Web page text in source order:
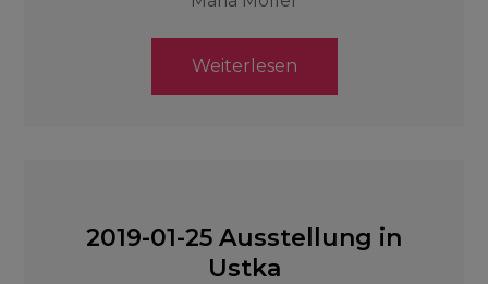
Weiterlesen
2019-01-25 Ausstellung in
Ustka